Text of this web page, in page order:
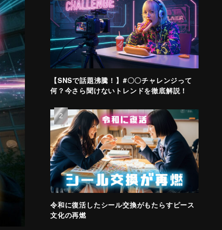
【SNSで話題沸騰！】#〇〇チャレンジって
何？今さら聞けないトレンドを徹底解説！
令和に復活したシール交換がもたらすピース
文化の再燃